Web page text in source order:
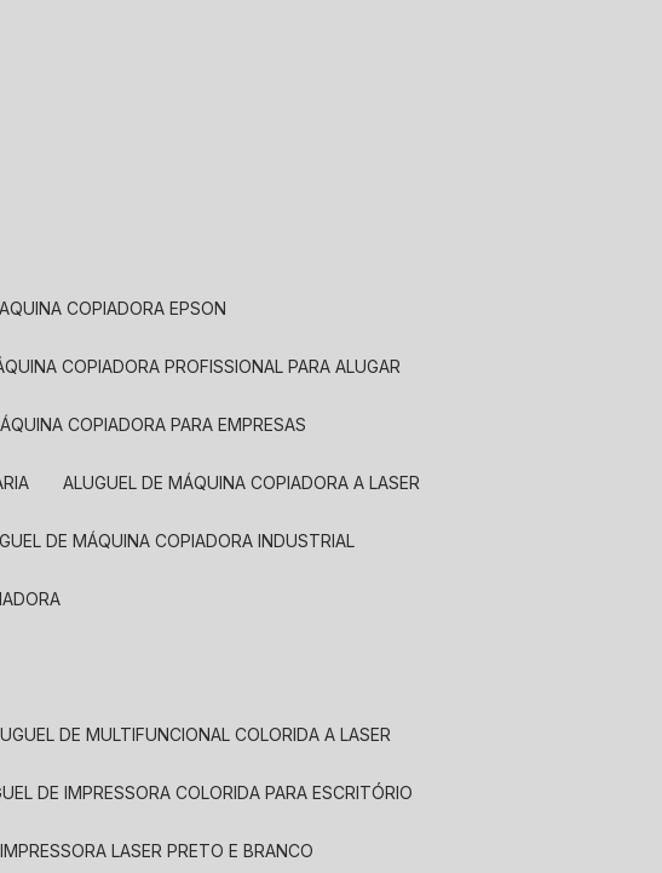
COPIADORA EPSON
COPIADORA PROFISSIONAL PARA ALUGAR
COPIADORA PARA EMPRESAS
ALUGUEL DE MÁQUINA COPIADORA A LASER
DE MÁQUINA COPIADORA INDUSTRIAL
DE MULTIFUNCIONAL COLORIDA A LASER
DE IMPRESSORA COLORIDA PARA ESCRITÓRIO
IMPRESSORA LASER PRETO E BRANCO